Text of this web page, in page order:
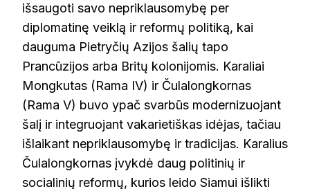
išsaugoti savo nepriklausomybę per
diplomatinę veiklą ir reformų politiką, kai
dauguma Pietryčių Azijos šalių tapo
Prancūzijos arba Britų kolonijomis. Karaliai
Mongkutas (Rama IV) ir Čulalongkornas
(Rama V) buvo ypač svarbūs modernizuojant
šalį ir integruojant vakarietiškas idėjas, tačiau
išlaikant nepriklausomybę ir tradicijas. Karalius
Čulalongkornas įvykdė daug politinių ir
socialinių reformų, kurios leido Siamui išlikti